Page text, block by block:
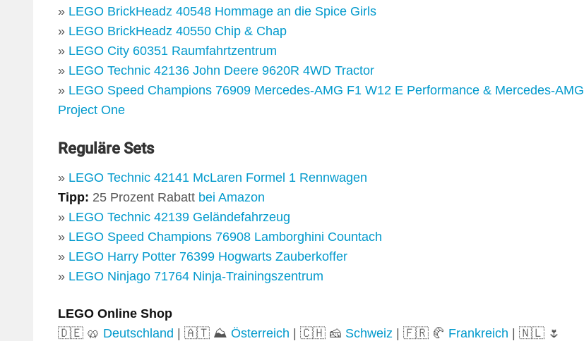
» LEGO BrickHeadz 40548 Hommage an die Spice Girls
» LEGO BrickHeadz 40550 Chip & Chap
» LEGO City 60351 Raumfahrtzentrum
» LEGO Technic 42136 John Deere 9620R 4WD Tractor
» LEGO Speed Champions 76909 Mercedes-AMG F1 W12 E Performance & Mercedes-AMG
Project One
Reguläre Sets
» LEGO Technic 42141 McLaren Formel 1 Rennwagen
Tipp: 25 Prozent Rabatt bei Amazon
» LEGO Technic 42139 Geländefahrzeug
» LEGO Speed Champions 76908 Lamborghini Countach
» LEGO Harry Potter 76399 Hogwarts Zauberkoffer
» LEGO Ninjago 71764 Ninja-Trainingszentrum
LEGO Online Shop
🇩🇪 🥨 Deutschland | 🇦🇹 ⛰️ Österreich | 🇨🇭 🧀 Schweiz | 🇫🇷 🥐 Frankreich | 🇳🇱 🌷